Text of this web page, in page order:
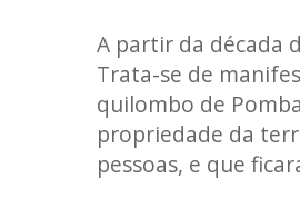
A partir da década
Trata-se de
quilombo de
propriedade da
pessoas, e que